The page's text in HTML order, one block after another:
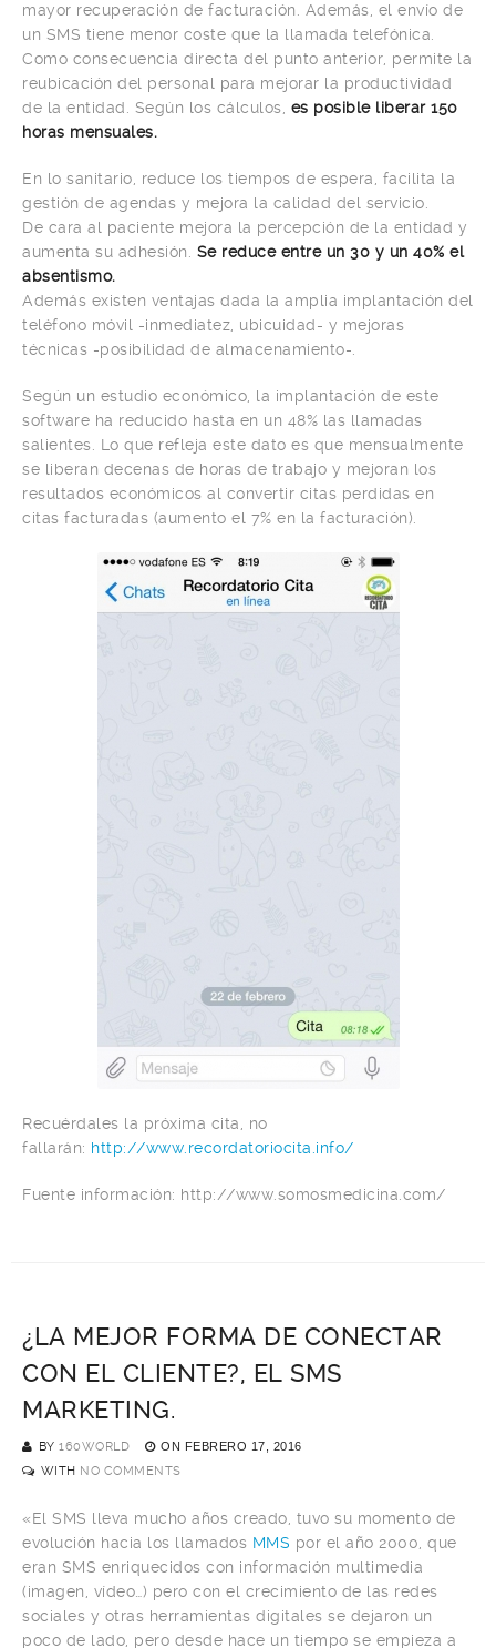
mayor recuperación de facturación. Además, el envío de
un SMS tiene menor coste que la llamada telefónica.
Como consecuencia directa del punto anterior, permite la
reubicación del personal para mejorar la productividad
de la entidad. Según los cálculos, es posible liberar 150
horas mensuales.
En lo sanitario, reduce los tiempos de espera, facilita la
gestión de agendas y mejora la calidad del servicio.
De cara al paciente mejora la percepción de la entidad y
aumenta su adhesión. Se reduce entre un 30 y un 40% el
absentismo.
Además existen ventajas dada la amplia implantación del
teléfono móvil -inmediatez, ubicuidad- y mejoras
técnicas -posibilidad de almacenamiento-.
Según un estudio económico, la implantación de este
software ha reducido hasta en un 48% las llamadas
salientes. Lo que refleja este dato es que mensualmente
se liberan decenas de horas de trabajo y mejoran los
resultados económicos al convertir citas perdidas en
citas facturadas (aumento el 7% en la facturación).
Recuérdales la próxima cita, no
fallarán: http://www.recordatoriocita.info/
Fuente información: http://www.somosmedicina.com/
¿LA MEJOR FORMA DE CONECTAR
CON EL CLIENTE?, EL SMS
MARKETING.
BY 160WORLD ON FEBRERO 17, 2016
WITH NO COMMENTS
«El SMS lleva mucho años creado, tuvo su momento de
evolución hacia los llamados MMS por el año 2000, que
eran SMS enriquecidos con información multimedia
(imagen, vídeo…) pero con el crecimiento de las redes
sociales y otras herramientas digitales se dejaron un
poco de lado, pero desde hace un tiempo se empieza a